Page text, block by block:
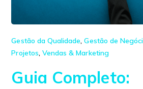
Gestão da Qualidade,Gestão de
Projetos, Vendas & Marketing
Guia Completo: